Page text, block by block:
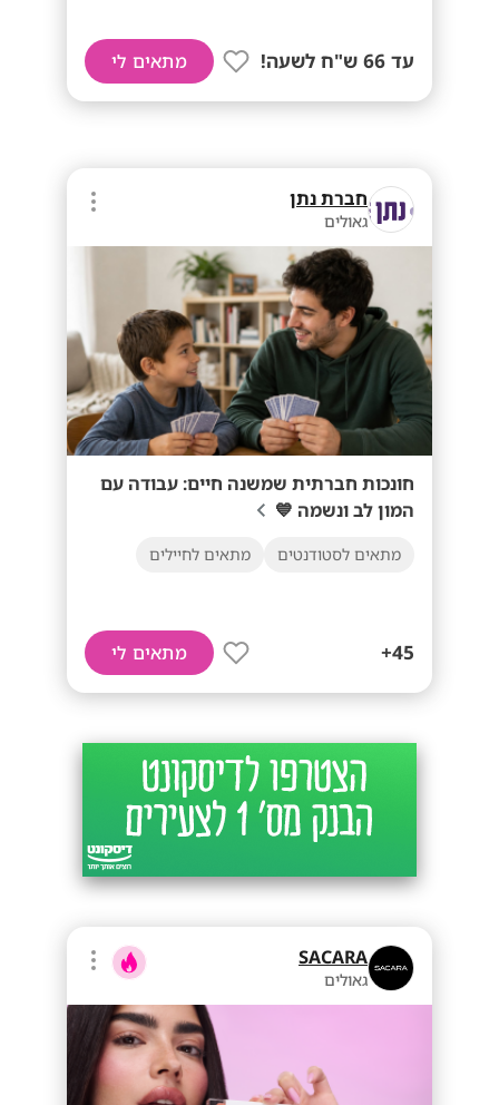
עד 66 ש"ח לשעה! מתאים לי
חברת נתן
גאולים
חונכות חברתית שמשנה חיים: עבודה עם
המון לב ונשמה 💙
מתאים לסטודנטים מתאים לחיילים
45+ מתאים לי
SACARA
גאולים